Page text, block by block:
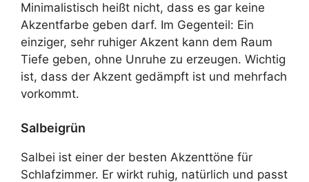
Minimalistisch heißt nicht, dass es gar keine
Akzentfarbe geben darf. Im Gegenteil: Ein
einziger, sehr ruhiger Akzent kann dem Raum
Tiefe geben, ohne Unruhe zu erzeugen. Wichtig
ist, dass der Akzent gedämpft ist und mehrfach
vorkommt.
Salbeigrün
Salbei ist einer der besten Akzenttöne für
Schlafzimmer. Er wirkt ruhig, natürlich und passt